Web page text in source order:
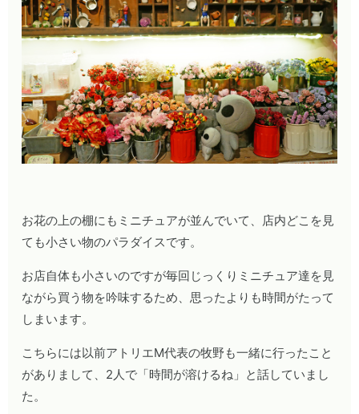
お花の上の棚にもミニチュアが並んでいて、店内どこを見
ても小さい物のパラダイスです。
お店自体も小さいのですが毎回じっくりミニチュア達を見
ながら買う物を吟味するため、思ったよりも時間がたって
しまいます。
こちらには以前アトリエМ代表の牧野も一緒に行ったこと
がありまして、2人で「時間が溶けるね」と話していまし
た。